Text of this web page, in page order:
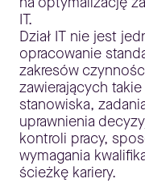
IT.
Dział IT nie jest
opracowanie
zakresów
zawierających
stanowiska,
uprawnienia
kontroli pracy,
wymagania
ścieżkę kariery.